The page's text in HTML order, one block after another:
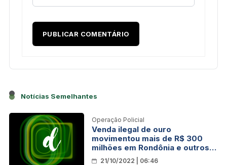
Notícias Semelhantes
Operação Policial
Venda ilegal de ouro
movimentou mais de R$ 300
milhões em Rondônia e outros
estados; PF nas ruas
21/10/2022 | 06:46